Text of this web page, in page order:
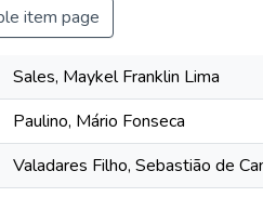
item page
Sales, Maykel Franklin Lima
Paulino, Mário Fonseca
Valadares Filho, Sebastião de